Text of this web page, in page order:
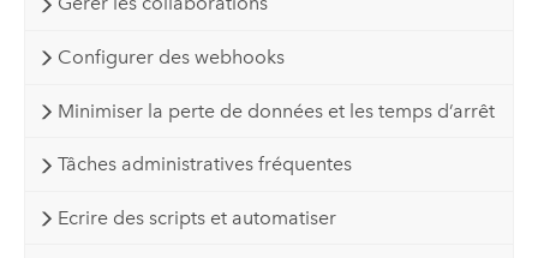
Configurer des webhooks
Minimiser la perte de données et les temps d’arrêt
Tâches administratives fréquentes
Ecrire des scripts et automatiser